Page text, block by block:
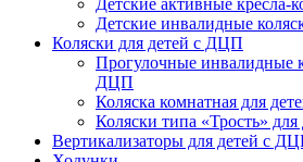
Детские активные кресла-
Детские инвалидные
Коляски для детей с ДЦП
Прогулочные инвалидные
ДЦП
Коляска комнатная для
Коляски типа «Трость»
Вертикализаторы для детей с